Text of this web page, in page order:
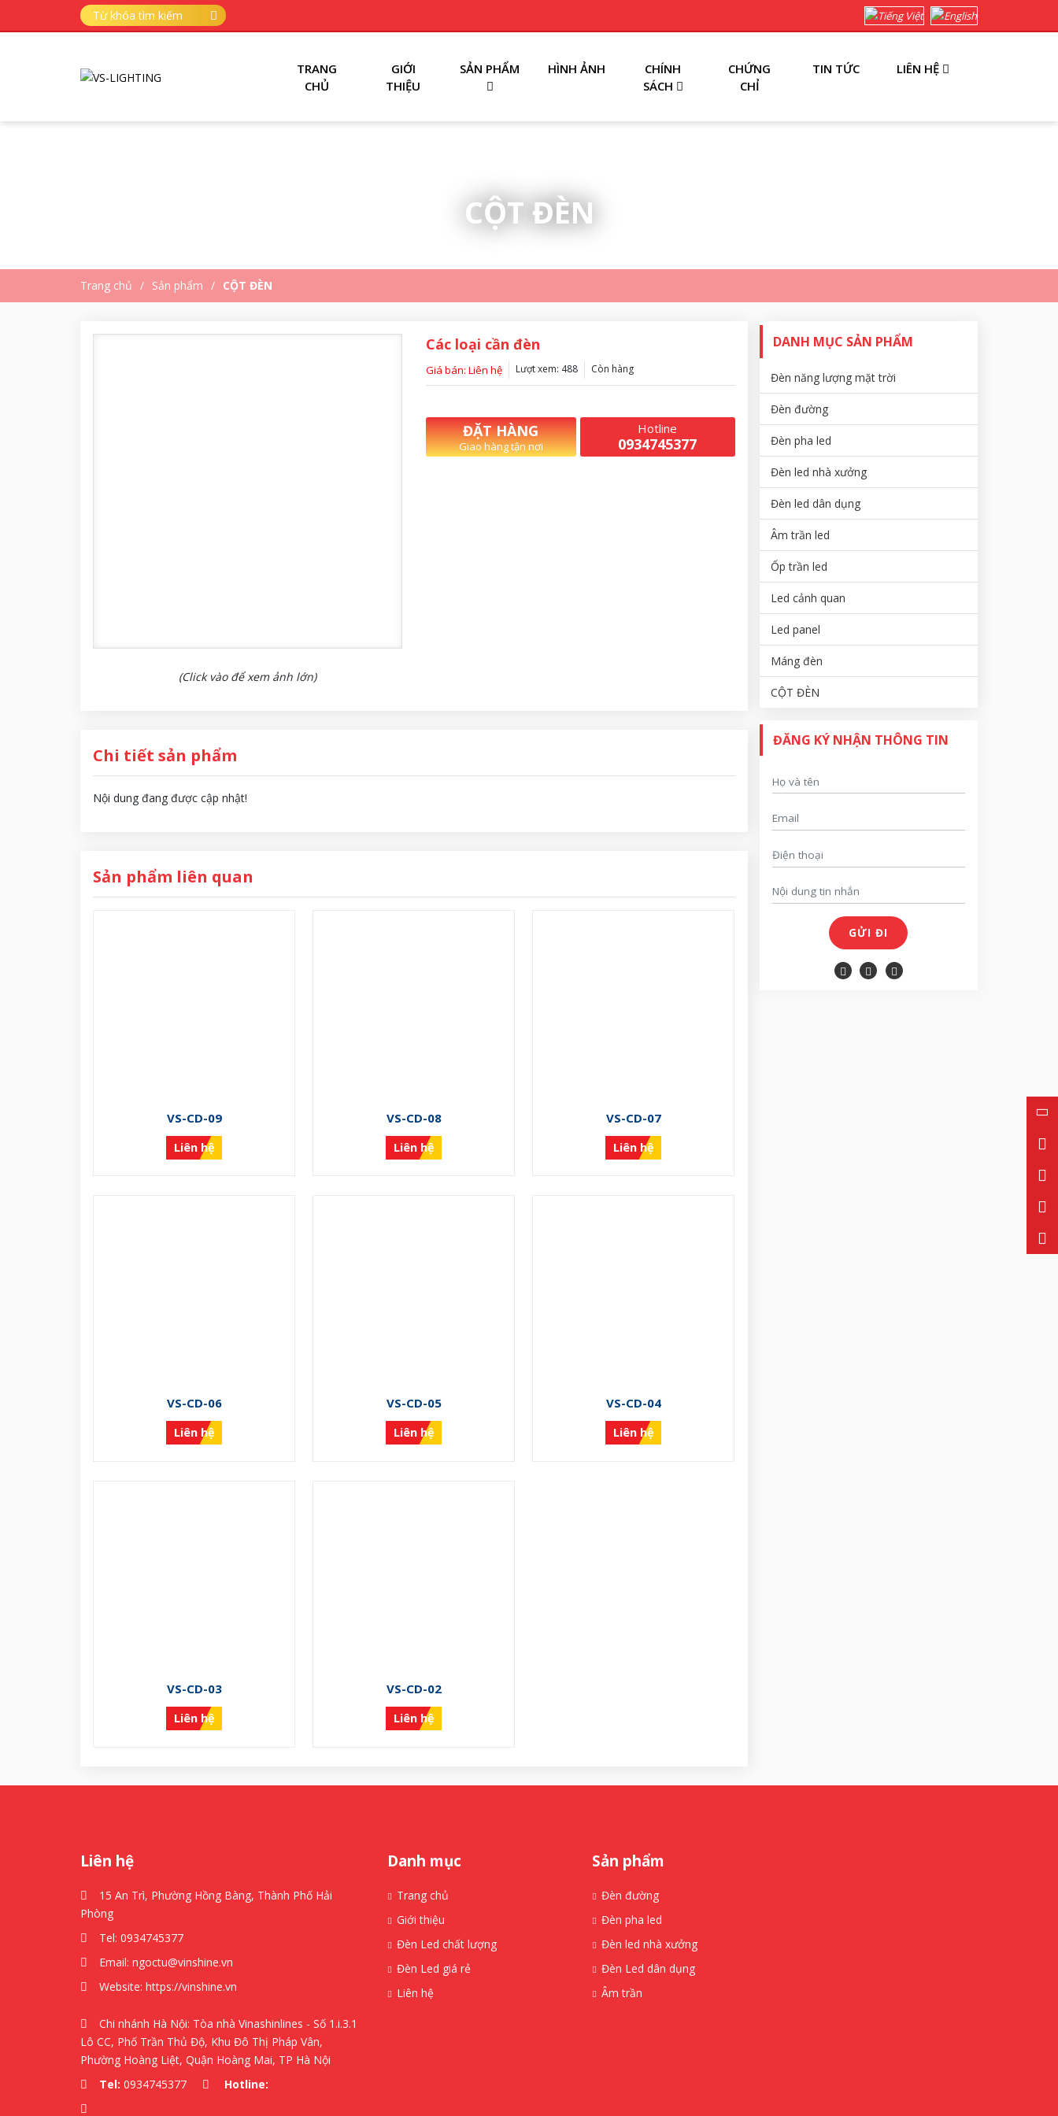
TRANG
CHỦ
GIỚI
THIỆU
SẢN PHẨM HÌNH ẢNH
CHÍNH
SÁCH
CHỨNG
CHỈ
TIN TỨC LIÊN HỆ
CỘT ĐÈN
Trang chủ Sản phẩm CỘT ĐÈN
(Click vào để xem ảnh lớn)
Các loại cần đèn
Giá bán: Liên hệ Lượt xem: 488 Còn hàng
ĐẶT HÀNG
Giao hàng tận nơi
Hotline
0934745377
Chi tiết sản phẩm
Nội dung đang được cập nhật!
Sản phẩm liên quan
VS-CD-09
Liên hệ
VS-CD-08
Liên hệ
VS-CD-07
Liên hệ
VS-CD-06
Liên hệ
VS-CD-05
Liên hệ
VS-CD-04
Liên hệ
VS-CD-03
Liên hệ
VS-CD-02
Liên hệ
DANH MỤC SẢN PHẨM
Đèn năng lượng mặt trời
Đèn đường
Đèn pha led
Đèn led nhà xưởng
Đèn led dân dụng
Âm trần led
Ốp trần led
Led cảnh quan
Led panel
Máng đèn
CỘT ĐÈN
ĐĂNG KÝ NHẬN THÔNG TIN
GỬI ĐI
Liên hệ
15 An Trì, Phường Hồng Bàng, Thành Phố Hải
Phòng
Tel: 0934745377
Email: ngoctu@vinshine.vn
Website: https://vinshine.vn
Chi nhánh Hà Nội: Tòa nhà Vinashinlines - Số 1.i.3.1
Lô CC, Phố Trần Thủ Độ, Khu Đô Thị Pháp Vân,
Phường Hoàng Liệt, Quận Hoàng Mai, TP Hà Nội
Tel: 0934745377 Hotline:
Danh mục
Trang chủ
Giới thiệu
Đèn Led chất lượng
Đèn Led giá rẻ
Liên hệ
Sản phẩm
Đèn đường
Đèn pha led
Đèn led nhà xưởng
Đèn Led dân dụng
Âm trần